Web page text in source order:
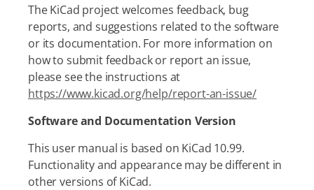
The KiCad project welcomes feedback, bug
reports, and suggestions related to the software
or its documentation. For more information on
how to submit feedback or report an issue,
please see the instructions at
https://www.kicad.org/help/report-an-issue/
Software and Documentation Version
This user manual is based on KiCad 10.99.
Functionality and appearance may be different in
other versions of KiCad.